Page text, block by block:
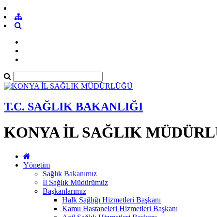
T.C. SAĞLIK BAKANLIĞI
KONYA İL SAĞLIK
Yönetim
Sağlık Bakanımız
İl Sağlık Müdürümüz
Başkanlarımız
Halk Sağlığı Hizmetleri Başkanı
Kamu Hastaneleri Hizmetleri Başkanı